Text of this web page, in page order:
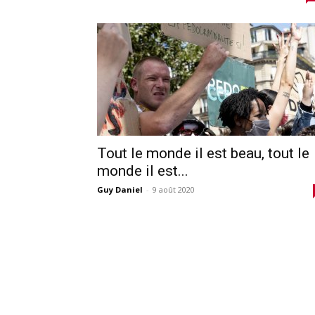
Tout le monde il est beau, tout le
monde il est...
Guy Daniel - 9 août 2020